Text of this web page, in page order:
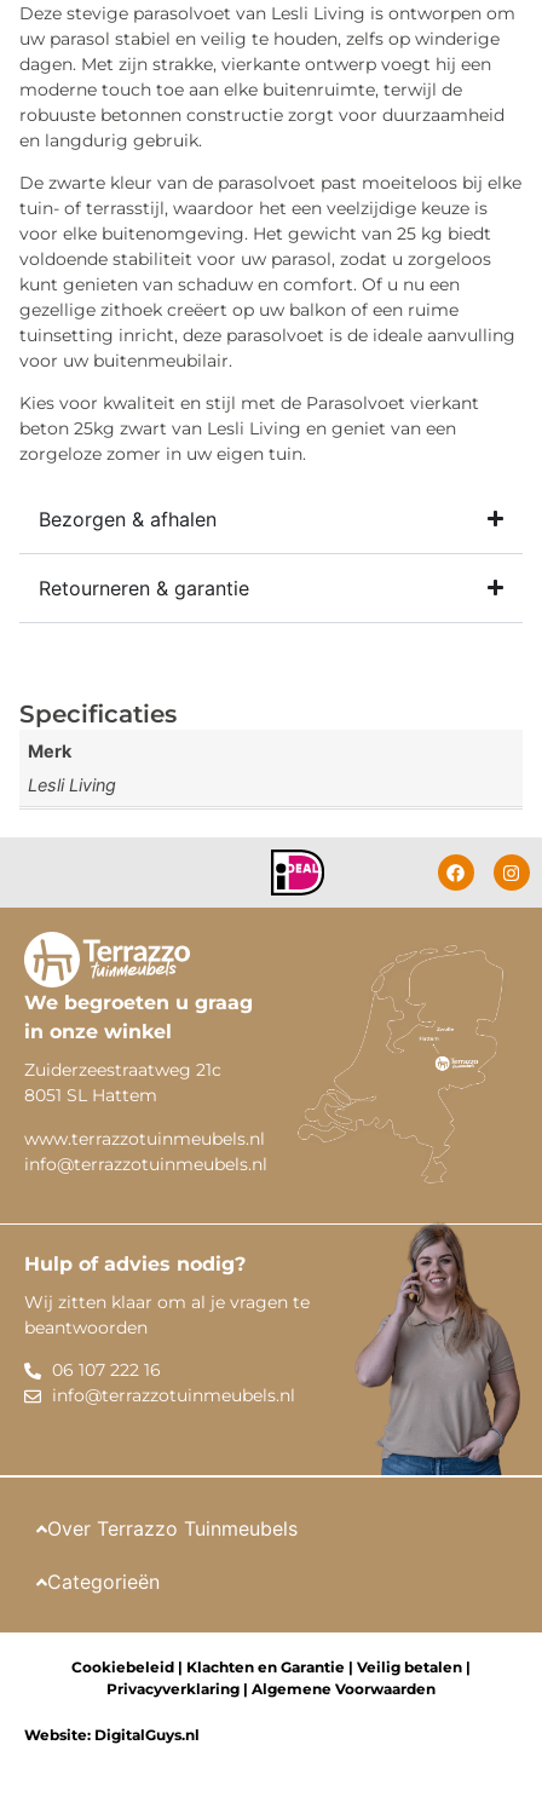
Deze stevige parasolvoet van Lesli Living is ontworpen om
uw parasol stabiel en veilig te houden, zelfs op winderige
dagen. Met zijn strakke, vierkante ontwerp voegt hij een
moderne touch toe aan elke buitenruimte, terwijl de
robuuste betonnen constructie zorgt voor duurzaamheid
en langdurig gebruik.
De zwarte kleur van de parasolvoet past moeiteloos bij elke
tuin- of terrasstijl, waardoor het een veelzijdige keuze is
voor elke buitenomgeving. Het gewicht van 25 kg biedt
voldoende stabiliteit voor uw parasol, zodat u zorgeloos
kunt genieten van schaduw en comfort. Of u nu een
gezellige zithoek creëert op uw balkon of een ruime
tuinsetting inricht, deze parasolvoet is de ideale aanvulling
voor uw buitenmeubilair.
Kies voor kwaliteit en stijl met de Parasolvoet vierkant
beton 25kg zwart van Lesli Living en geniet van een
zorgeloze zomer in uw eigen tuin.
Bezorgen & afhalen
Retourneren & garantie
Specificaties
Merk
Lesli Living
We begroeten u graag
in onze winkel
Zuiderzeestraatweg 21c
8051 SL Hattem
www.terrazzotuinmeubels.nl
info@terrazzotuinmeubels.nl
Hulp of advies nodig?
Wij zitten klaar om al je vragen te
beantwoorden
06 107 222 16
info@terrazzotuinmeubels.nl
Over Terrazzo Tuinmeubels
Categorieën
Website: DigitalGuys.nl
Cookiebeleid | Klachten en Garantie | Veilig betalen |
Privacyverklaring | Algemene Voorwaarden